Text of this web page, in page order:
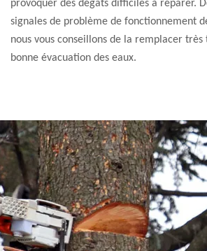
provoquer des dégâts difficiles à réparer.
signales de problème de fonctionnement
nous vous conseillons de la remplacer
bonne évacuation des eaux.